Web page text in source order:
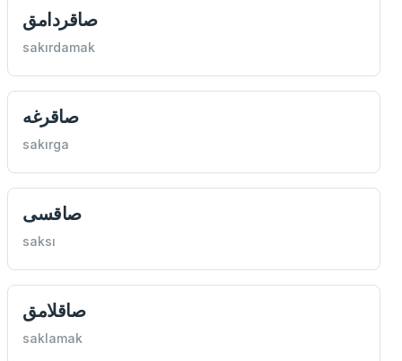
صاقردامق
sakırdamak
صاقرغه
sakırga
صاقسی
saksı
صاقلامق
saklamak